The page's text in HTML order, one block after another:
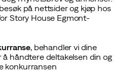
på nettsider og kjøp hos
Story House Egmont-
, behandler vi dine
håndtere deltakelsen din og
konkurransen